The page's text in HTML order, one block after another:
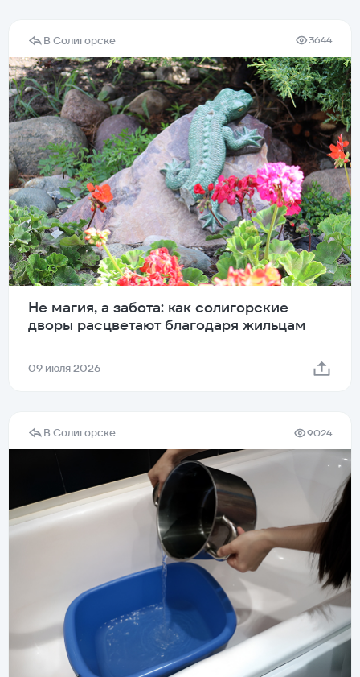
В Солигорске 3644
Не магия, а забота: как солигорские
дворы расцветают благодаря жильцам
09 июля 2026
В Солигорске 9024